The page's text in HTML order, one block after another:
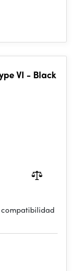
VI - Black
compatibilidad